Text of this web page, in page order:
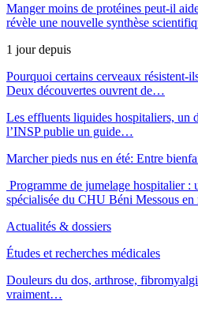
Manger moins de protéines peut-il
révèle une nouvelle synthèse
1 jour depuis
Pourquoi certains cerveaux résistent-
Deux découvertes ouvrent de…
Les effluents liquides hospitaliers, un
l’INSP publie un guide…
Marcher pieds nus en été: Entre
Programme de jumelage hospitalier :
spécialisée du CHU Béni Messous
Actualités & dossiers
Études et recherches médicales
Douleurs du dos, arthrose,
vraiment…